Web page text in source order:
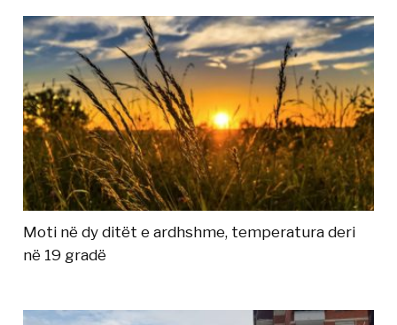
Moti në dy ditët e ardhshme, temperatura deri
në 19 gradë